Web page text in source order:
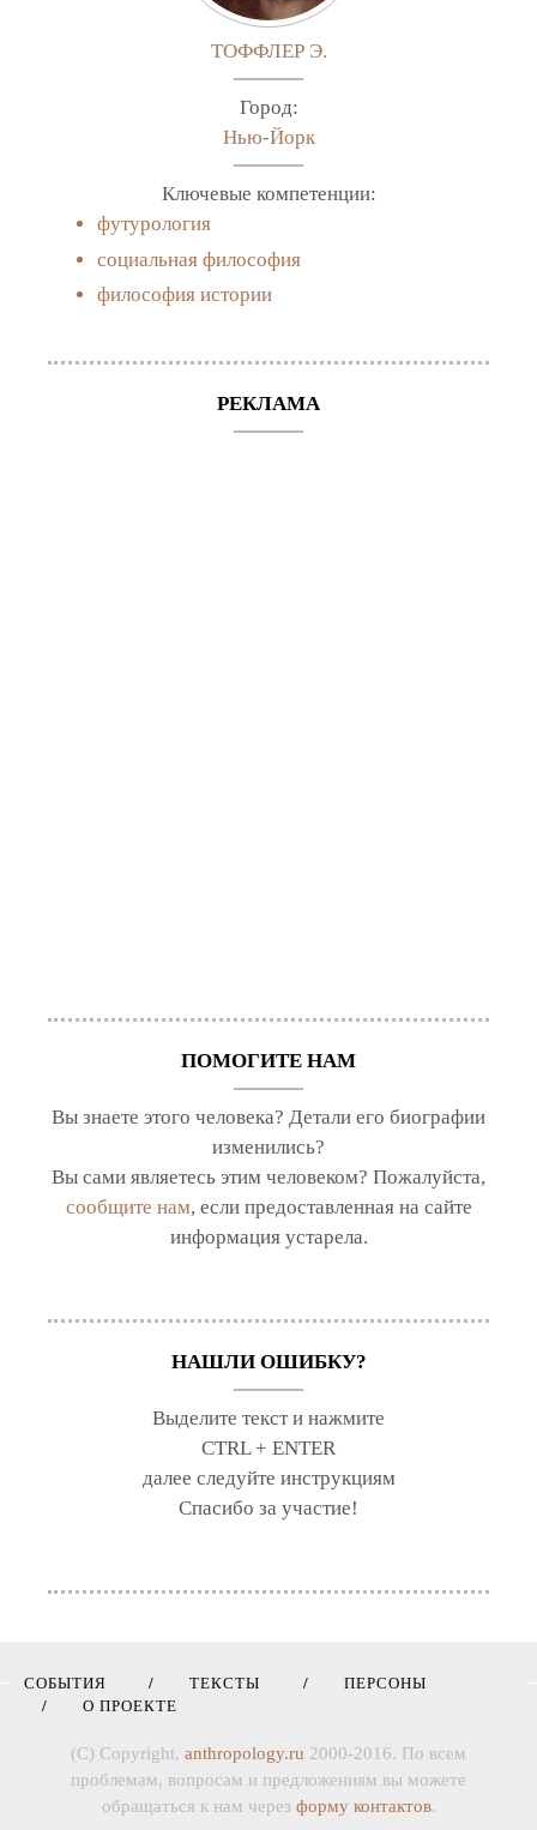
ТОФФЛЕР Э.
Город:
Нью-Йорк
Ключевые компетенции:
футурология
социальная философия
философия истории
РЕКЛАМА
ПОМОГИТЕ НАМ
Вы знаете этого человека? Детали его биографии
изменились?
Вы сами являетесь этим человеком? Пожалуйста,
сообщите нам, если предоставленная на сайте
информация устарела.
НАШЛИ ОШИБКУ?
Выделите текст и нажмите
CTRL + ENTER
далее следуйте инструкциям
Спасибо за участие!
СОБЫТИЯ ТЕКСТЫ
ПЕРСОНЫ
О ПРОЕКТЕ
(C) Copyright, anthropology.ru 2000-2016. По всем
проблемам, вопросам и предложениям вы можете
обращаться к нам через форму контактов.